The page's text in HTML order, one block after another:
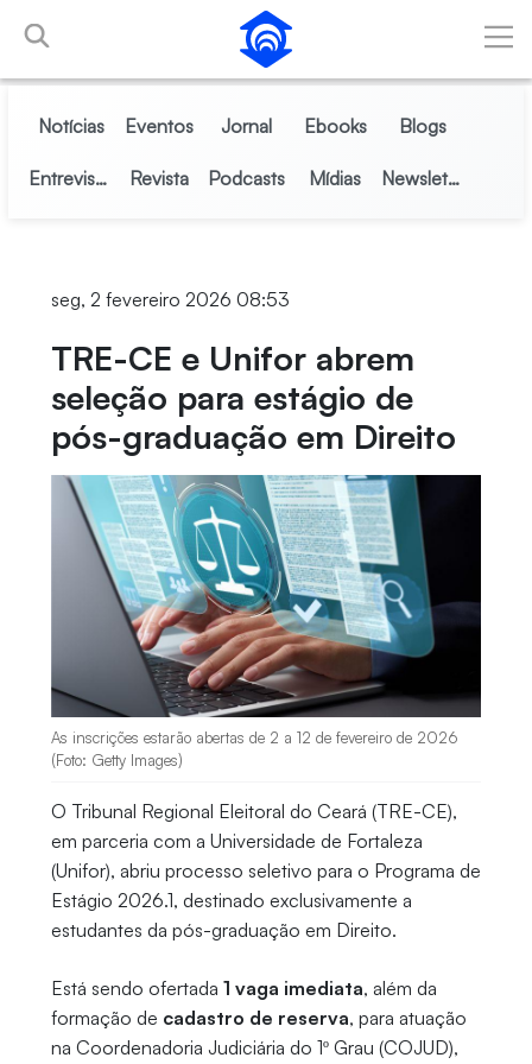
Pular para o Conteúdo principal
Notícias Eventos Jornal Ebooks Blogs
Entrevistas Revista Podcasts Mídias Newsletter
seg, 2 fevereiro 2026 08:53
TRE-CE e Unifor abrem
seleção para estágio de
pós-graduação em Direito
As inscrições estarão abertas de 2 a 12 de fevereiro de 2026
(Foto: Getty Images)
O Tribunal Regional Eleitoral do Ceará (TRE-CE),
em parceria com a Universidade de Fortaleza
(Unifor), abriu processo seletivo para o Programa de
Estágio 2026.1, destinado exclusivamente a
estudantes da pós-graduação em Direito.
Está sendo ofertada 1 vaga imediata, além da
formação de cadastro de reserva, para atuação
na Coordenadoria Judiciária do 1º Grau (COJUD),